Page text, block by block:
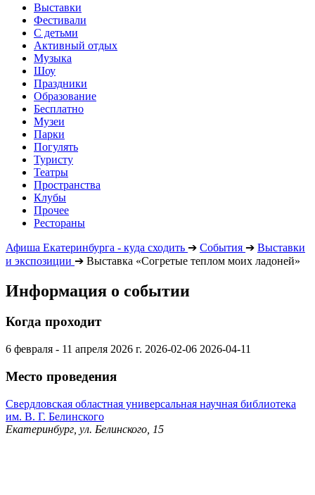
Выставки
Фестивали
С детьми
Активный отдых
Музыка
Шоу
Праздники
Образование
Бесплатно
Музеи
Парки
Погулять
Туристу
Театры
Пространства
Клубы
Прочее
Рестораны
Афиша Екатеринбурга - куда сходить ➔ События ➔ Выставки
и экспозиции ➔ Выставка «Согретые теплом моих ладоней»
Информация о событии
Когда проходит
6 февраля - 11 апреля 2026 г. 2026-02-06 2026-04-11
Место проведения
Свердловская областная универсальная научная библиотека
им. В. Г. Белинского
Екатеринбург, ул. Белинского, 15